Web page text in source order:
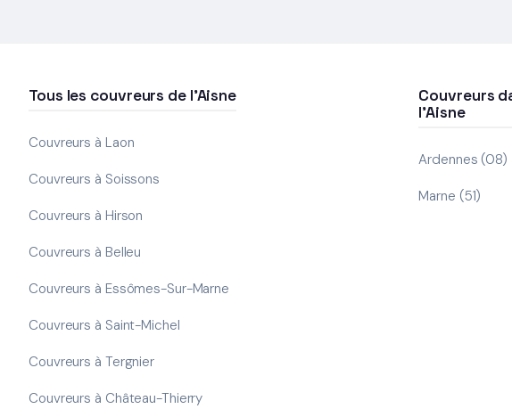
Tous les couvreurs de l'Aisne
Couvreurs à Laon
Couvreurs à Soissons
Couvreurs à Hirson
Couvreurs à Belleu
Couvreurs à Essômes-Sur-Marne
Couvreurs à Saint-Michel
Couvreurs à Tergnier
Couvreurs à Château-Thierry
Couvreurs
l'Aisne
Ardennes (08)
Marne (51)